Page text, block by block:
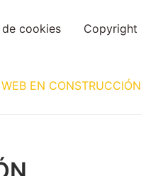
cookies Copyright
EN CONSTRUCCIÓN